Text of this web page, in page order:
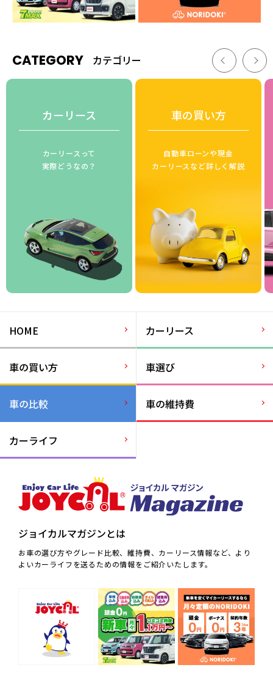
CATEGORY カテゴリー
カーリース
カーリースって
実際どうなの？
車の買い方
自動車ローンや現金
カーリースなど詳しく解説
HOME カーリース
車の買い方 車選び
車の比較 車の維持費
カーライフ
ジョイカルマガジンとは
お車の選び方やグレード比較、維持費、カーリース情報など、より
よいカーライフを送るための情報をご紹介いたします。